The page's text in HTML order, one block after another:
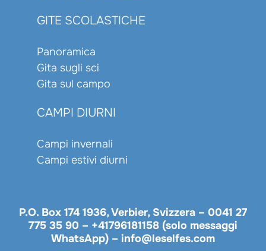
GITE SCOLASTICHE
Panoramica
Gita sugli sci
Gita sul campo
CAMPI DIURNI
Campi invernali
Campi estivi diurni
P.O. Box 174 1936, Verbier, Svizzera – 0041 27
775 35 90 – +41796181158 (solo messaggi
WhatsApp)– info@leselfes.com